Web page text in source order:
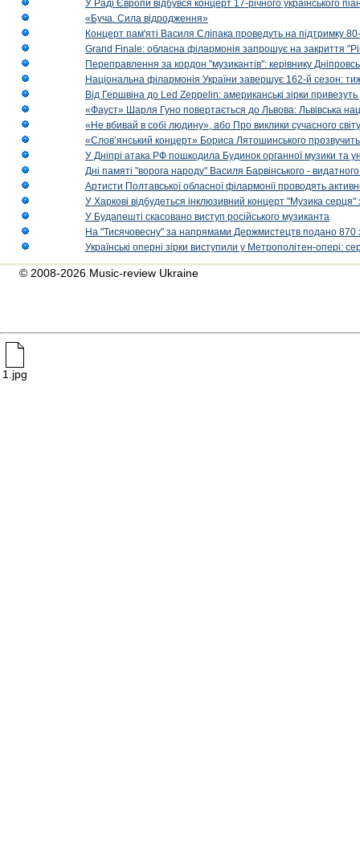
У Раді Європи відбувся концерт 17-річного українського
«Буча. Сила відродження»
Концерт пам'яті Василя Сліпака проведуть на підтримку
Grand Finale: обласна філармонія запрошує на закриття
Переправлення за кордон "музикантів": керівнику
Національна філармонія України завершує 162-й сезон:
Від Гершвіна до Led Zeppelin: американські зірки
«Фауст» Шарля Гуно повертається до Львова: Львівська
«Не вбивай в собі людину», або Про виклики сучасного світу
«Слов’янський концерт» Бориса Лятошинського
У Дніпрі атака РФ пошкодила Будинок органної музики та
Дні памяті "ворога народу" Василя Барвінського -
Артисти Полтавської обласної філармонії проводять
У Харкові відбудеться інклюзивний концерт "Музика
У Будапешті скасовано виступ російського музиканта
На "Тисячовесну" за напрямами Держмистецтв подано 870
Українські оперні зірки виступили у Метрополітен-опері:
© 2008-2026 Music-review Ukraine
1.jpg